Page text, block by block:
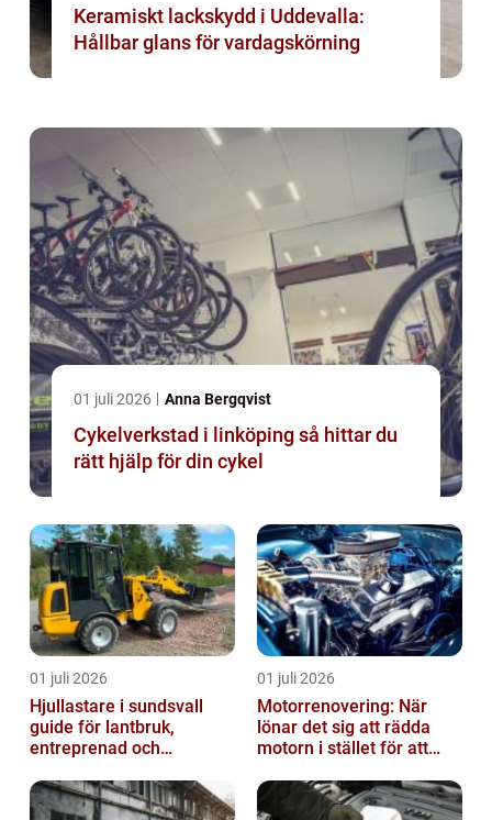
Keramiskt lackskydd i Uddevalla:
Hållbar glans för vardagskörning
01 juli 2026 Anna Bergqvist
Cykelverkstad i linköping så hittar du
rätt hjälp för din cykel
01 juli 2026
Hjullastare i sundsvall
guide för lantbruk,
entreprenad och
01 juli 2026
Motorrenovering: När
lönar det sig att rädda
motorn i stället för att